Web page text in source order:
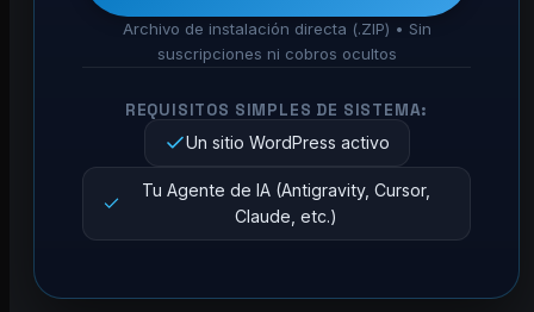
Archivo de instalación directa (.ZIP) • Sin
suscripciones ni cobros ocultos
REQUISITOS SIMPLES DE SISTEMA:
Un sitio WordPress activo
Tu Agente de IA (Antigravity, Cursor,
Claude, etc.)